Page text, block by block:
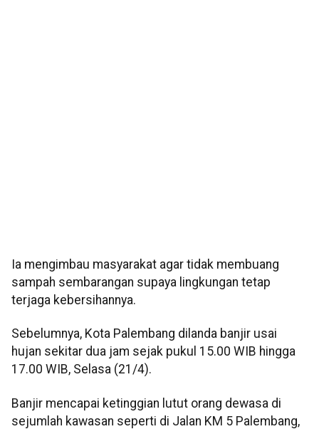
Ia mengimbau masyarakat agar tidak membuang
sampah sembarangan supaya lingkungan tetap
terjaga kebersihannya.
Sebelumnya, Kota Palembang dilanda banjir usai
hujan sekitar dua jam sejak pukul 15.00 WIB hingga
17.00 WIB, Selasa (21/4).
Banjir mencapai ketinggian lutut orang dewasa di
sejumlah kawasan seperti di Jalan KM 5 Palembang,